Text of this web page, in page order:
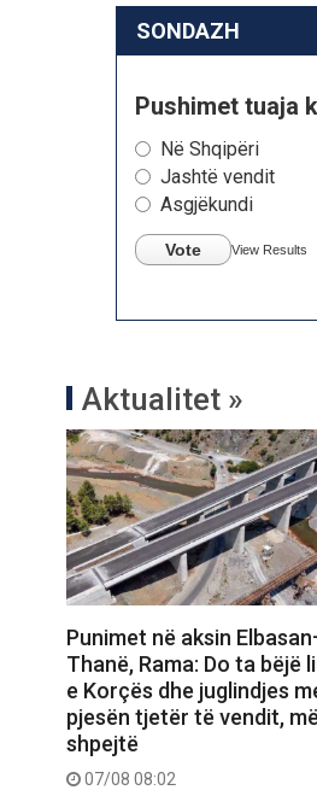
SONDAZH
Pushimet tuaja
Në Shqipëri
Jashtë vendit
Asgjëkundi
Vote View Results
Aktualitet »
Punimet në aksin
Thanë, Rama: Do ta bëjë
e Korçës dhe juglindjes
pjesën tjetër të vendit,
shpejtë
07/08 08:02